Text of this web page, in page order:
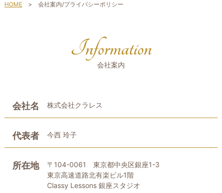
HOME 会社案内/プライバシーポリシー
Information
会社案内
会社名 株式会社クラレス
代表者 今西 玲子
所在地
〒104-0061 東京都中央区銀座1-3
東京高速道路北有楽ビル1階
Classy Lessons 銀座スタジオ